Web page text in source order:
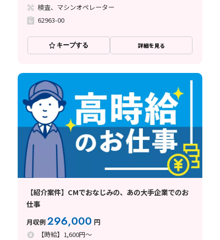
検査、マシンオペレーター
62963-00
キープする 詳細を見る
【紹介案件】CMでおなじみの、あの大手企業でのお
仕事
月収例296,000 円
【時給】1,600円～